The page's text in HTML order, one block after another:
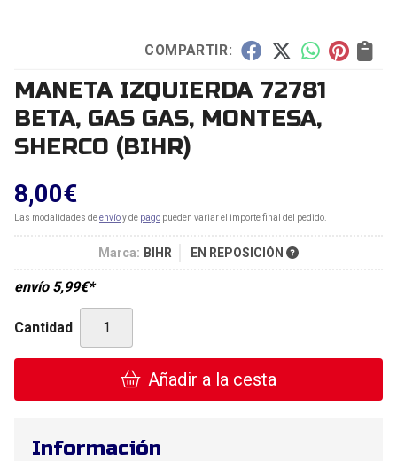
COMPARTIR:
MANETA IZQUIERDA 72781
BETA, GAS GAS, MONTESA,
SHERCO (BIHR)
8,00€
Las modalidades deenvíoy de pago pueden variar el importe final del pedido.
Marca: BIHR EN REPOSICIÓN
envío 5,99€*
Cantidad
Añadir a la cesta
Información